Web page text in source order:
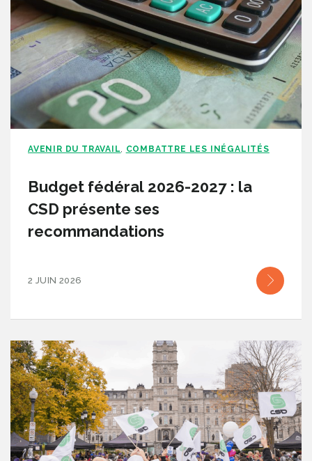
AVENIR DU TRAVAIL COMBATTRE LES INÉGALITÉS
Budget fédéral 2026-2027 : la
CSD présente ses
recommandations
2 JUIN 2026